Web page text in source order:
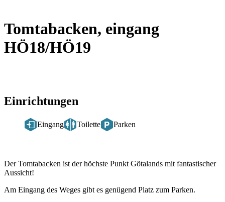
Tomtabacken, eingang
HÖ18/HÖ19
Einrichtungen
Eingang Toilette Parken
Der Tomtabacken ist der höchste Punkt Götalands mit fantastischer
Aussicht!
Am Eingang des Weges gibt es genügend Platz zum Parken.